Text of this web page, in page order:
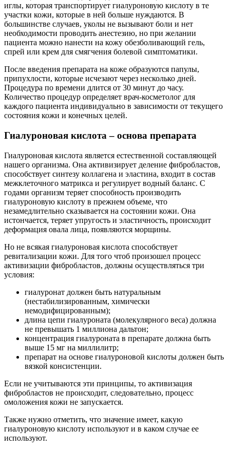
иглы, которая транспортирует гиалуроновую кислоту в те
участки кожи, которые в ней больше нуждаются. В
большинстве случаев, уколы не вызывают боли и нет
необходимости проводить анестезию, но при желании
пациента можно нанести на кожу обезболивающий гель,
спрей или крем для смягчения болевой симптоматики.
После введения препарата на коже образуются папулы,
припухлости, которые исчезают через несколько дней.
Процедура по времени длится от 30 минут до часу.
Количество процедур определяет врач-косметолог для
каждого пациента индивидуально в зависимости от текущего
состояния кожи и конечных целей.
Гиалуроновая кислота – основа препарата
Гиалуроновая кислота является естественной составляющей
нашего организма. Она активизирует деление фибробластов,
способствует синтезу коллагена и эластина, входит в состав
межклеточного матрикса и регулирует водный баланс. С
годами организм теряет способность производить
гиалуроновую кислоту в прежнем объеме, что
незамедлительно сказывается на состоянии кожи. Она
истончается, теряет упругость и эластичность, происходит
деформация овала лица, появляются морщины.
Но не всякая гиалуроновая кислота способствует
ревитализации кожи. Для того чтоб произошел процесс
активизации фибробластов, должны осуществляться три
условия:
гиалуронат должен быть натуральным
(нестабилизированным, химически
немодифицированным);
длина цепи гиалуроната (молекулярного веса) должна
не превышать 1 миллиона дальтон;
концентрация гиалуроната в препарате должна быть
выше 15 мг на миллилитр;
препарат на основе гиалуроновой кислоты должен быть
вязкой консистенции.
Если не учитываются эти принципы, то активизация
фибробластов не происходит, следовательно, процесс
омоложения кожи не запускается.
Также нужно отметить, что значение имеет, какую
гиалуроновую кислоту используют и в каком случае ее
используют.